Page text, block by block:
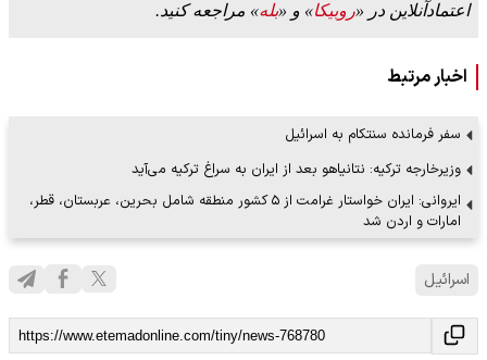
اعتمادآنلاین در «روبیکا» و «بله» مراجعه کنید.
اخبار مرتبط
سفر فرمانده سنتکام به اسرائیل
وزیرخارجه ترکیه: نتانیاهو بعد از ایران به سراغ ترکیه می‌آید
ایروانی: ایران خواستار غرامت از ۵ کشور منطقه شامل بحرین، عربستان، قطر،
امارات و اردن شد
اسرائیل